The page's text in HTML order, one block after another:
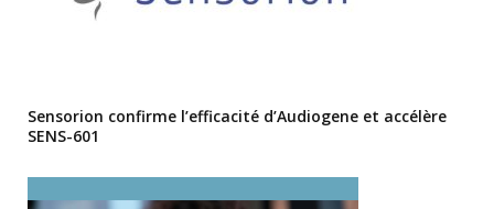
Sensorion confirme l’efficacité d’Audiogene et accélère
SENS-601